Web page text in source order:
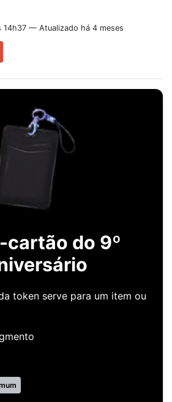
14h37 — Atualizado há 4 meses
cartão do 9º
token serve para um item ou